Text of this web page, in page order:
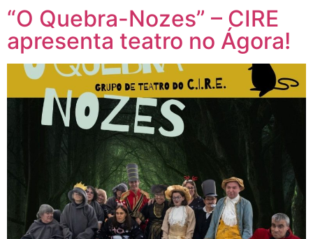
“O Quebra-Nozes” – CIRE
apresenta teatro no Ágora!